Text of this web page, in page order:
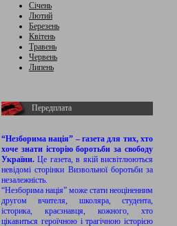
Січень
Лютий
Березень
Квітень
Травень
Червень
Липень
Передплата
“Незборима нація” – газета для тих, хто
хоче знати історію боротьби за свободу
України.Це газета, в якій висвітлюються
невідомі сторінки Визвольної боротьби за
незалежність.
“Незборима нація” може стати неоціненним
другом вчителя, школяра, студента,
історика, краєзнавця, кожного, хто
цікавиться героїчною і трагічною історією